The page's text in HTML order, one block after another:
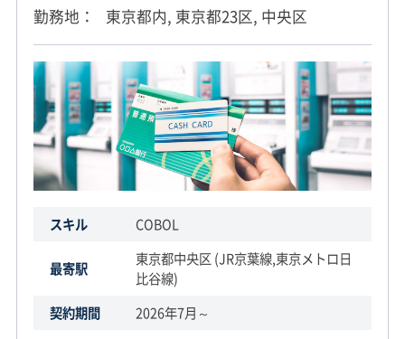
勤務地 東京都内, 東京都23区, 中央区
スキル COBOL
最寄駅
東京都中央区 (JR京葉線,東京メトロ日
比谷線)
契約期間
2026年7月～